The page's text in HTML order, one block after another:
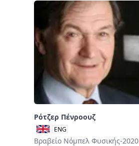
Ρότζερ Πένροουζ
ENG
Βραβείο Νόμπελ Φυσικής-2020